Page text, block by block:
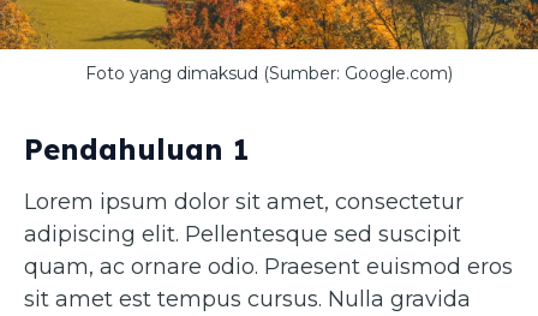
Foto yang dimaksud (Sumber: Google.com)
Pendahuluan 1
Lorem ipsum dolor sit amet, consectetur
adipiscing elit. Pellentesque sed suscipit
quam, ac ornare odio. Praesent euismod eros
sit amet est tempus cursus. Nulla gravida